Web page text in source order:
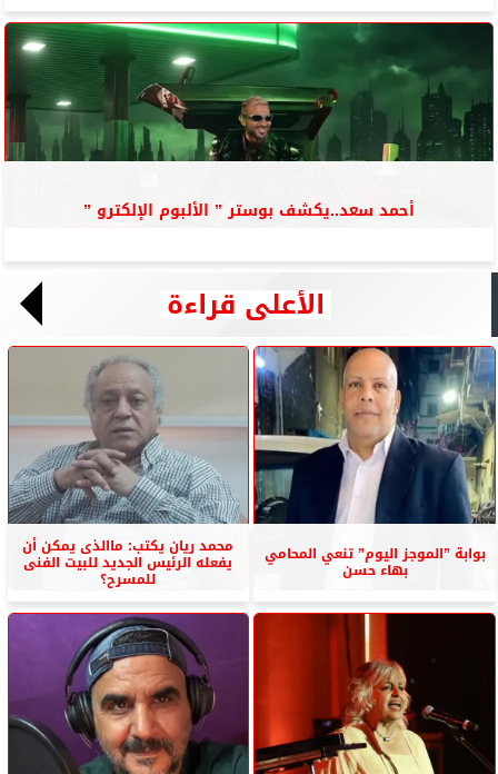
أحمد سعد..يكشف بوستر ” الألبوم الإلكترو ”
الأعلى قراءة
بوابة ”الموجز اليوم” تنعي المحامي
بهاء حسن
محمد ريان يكتب: ماالذى يمكن أن
يفعله الرئيس الجديد للبيت الفنى
للمسرح؟